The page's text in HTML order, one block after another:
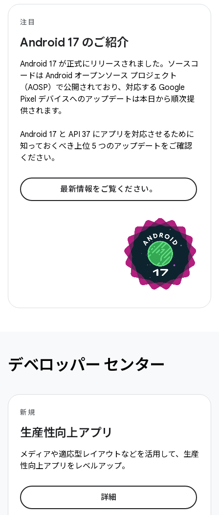
注目
Android 17 のご紹介
Android 17 が正式にリリースされました。ソースコ
ードは Android オープンソース プロジェクト
（AOSP）で公開されており、対応する Google
Pixel デバイスへのアップデートは本日から順次提
供されます。
Android 17 と API 37 にアプリを対応させるために
知っておくべき上位 5 つのアップデートをご確認
ください。
最新情報をご覧ください。
デベロッパー センター
新規
生産性向上アプリ
メディアや適応型レイアウトなどを活用して、生産
性向上アプリをレベルアップ。
詳細